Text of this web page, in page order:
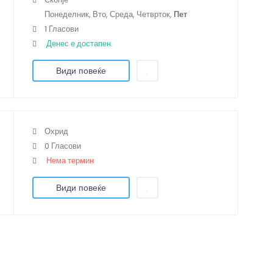
Понеделник, Вто, Среда, Четврток, Пет
1 Гласови
Денес е достапен.
Види повеќе
Охрид
0 Гласови
Нема термин
Види повеќе